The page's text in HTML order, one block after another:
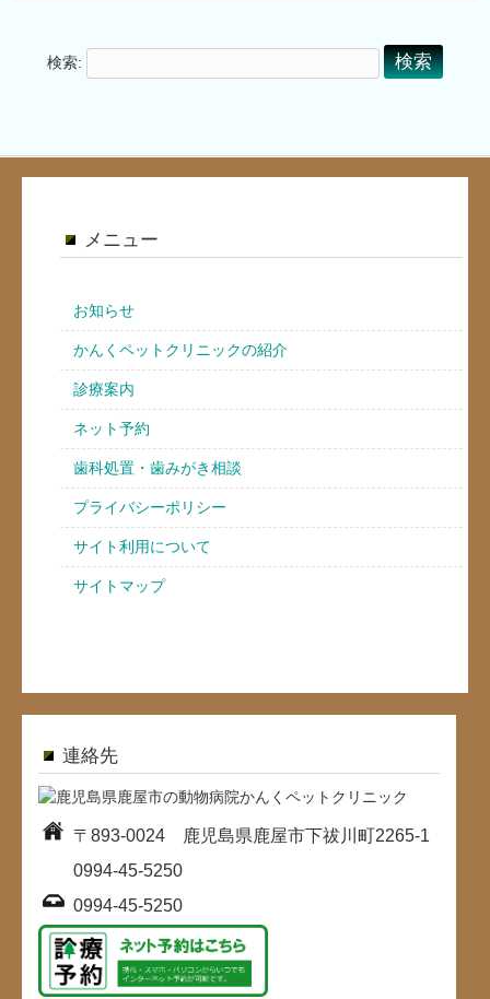
検索:
メニュー
お知らせ
かんくペットクリニックの紹介
診療案内
ネット予約
歯科処置・歯みがき相談
プライバシーポリシー
サイト利用について
サイトマップ
連絡先
〒893-0024 鹿児島県鹿屋市下祓川町2265-1
0994-45-5250
0994-45-5250